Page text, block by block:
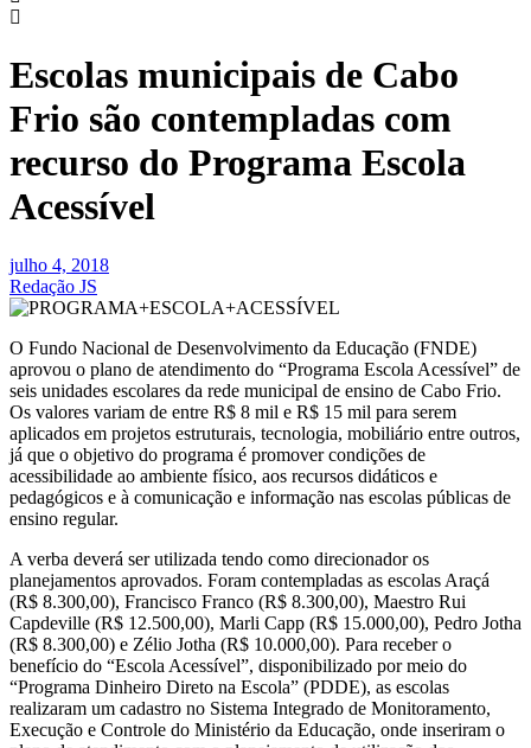
Escolas municipais de Cabo
Frio são contempladas com
recurso do Programa Escola
Acessível
julho 4, 2018
Redação JS
O Fundo Nacional de Desenvolvimento da Educação (FNDE)
aprovou o plano de atendimento do “Programa Escola Acessível” de
seis unidades escolares da rede municipal de ensino de Cabo Frio.
Os valores variam de entre R$ 8 mil e R$ 15 mil para serem
aplicados em projetos estruturais, tecnologia, mobiliário entre outros,
já que o objetivo do programa é promover condições de
acessibilidade ao ambiente físico, aos recursos didáticos e
pedagógicos e à comunicação e informação nas escolas públicas de
ensino regular.
A verba deverá ser utilizada tendo como direcionador os
planejamentos aprovados. Foram contempladas as escolas Araçá
(R$ 8.300,00), Francisco Franco (R$ 8.300,00), Maestro Rui
Capdeville (R$ 12.500,00), Marli Capp (R$ 15.000,00), Pedro Jotha
(R$ 8.300,00) e Zélio Jotha (R$ 10.000,00). Para receber o
benefício do “Escola Acessível”, disponibilizado por meio do
“Programa Dinheiro Direto na Escola” (PDDE), as escolas
realizaram um cadastro no Sistema Integrado de Monitoramento,
Execução e Controle do Ministério da Educação, onde inseriram o